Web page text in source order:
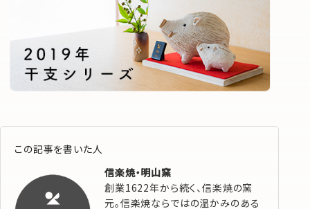
この記事を書いた人
信楽焼・明山窯
創業1622年から続く、信楽焼の窯
元。信楽焼ならではの温かみのある